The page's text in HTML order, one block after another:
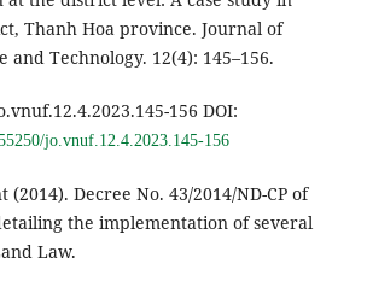
Thanh Hoa province. Journal of
and Technology. 12(4): 145–156.
156 DOI:
jo.vnuf.12.4.2023.145-156
(2014). Decree No. 43/2014/ND-CP of
the implementation of several
Law.